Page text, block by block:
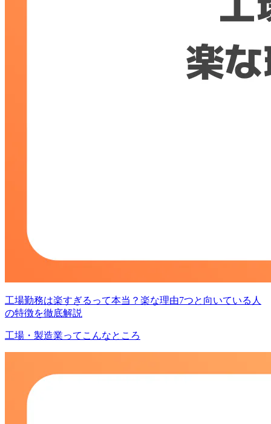
工場勤務は楽すぎるって本当？楽な理由7つと向いている人
の特徴を徹底解説
工場・製造業ってこんなところ